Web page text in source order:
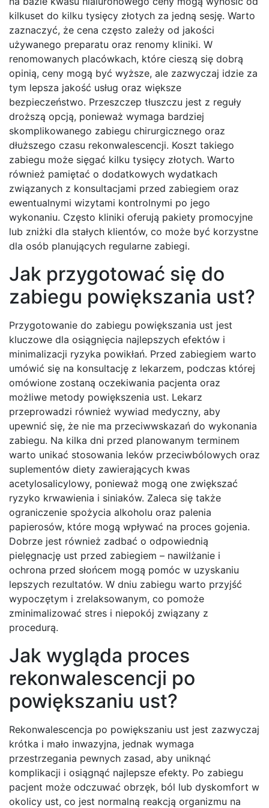
kilkuset do kilku tysięcy złotych za jedną sesję. Warto
zaznaczyć, że cena często zależy od jakości
używanego preparatu oraz renomy kliniki. W
renomowanych placówkach, które cieszą się dobrą
opinią, ceny mogą być wyższe, ale zazwyczaj idzie za
tym lepsza jakość usług oraz większe
bezpieczeństwo. Przeszczep tłuszczu jest z reguły
droższą opcją, ponieważ wymaga bardziej
skomplikowanego zabiegu chirurgicznego oraz
dłuższego czasu rekonwalescencji. Koszt takiego
zabiegu może sięgać kilku tysięcy złotych. Warto
również pamiętać o dodatkowych wydatkach
związanych z konsultacjami przed zabiegiem oraz
ewentualnymi wizytami kontrolnymi po jego
wykonaniu. Często kliniki oferują pakiety promocyjne
lub zniżki dla stałych klientów, co może być korzystne
dla osób planujących regularne zabiegi.
Jak przygotować się do
zabiegu powiększania ust?
Przygotowanie do zabiegu powiększania ust jest
kluczowe dla osiągnięcia najlepszych efektów i
minimalizacji ryzyka powikłań. Przed zabiegiem warto
umówić się na konsultację z lekarzem, podczas której
omówione zostaną oczekiwania pacjenta oraz
możliwe metody powiększenia ust. Lekarz
przeprowadzi również wywiad medyczny, aby
upewnić się, że nie ma przeciwwskazań do wykonania
zabiegu. Na kilka dni przed planowanym terminem
warto unikać stosowania leków przeciwbólowych oraz
suplementów diety zawierających kwas
acetylosalicylowy, ponieważ mogą one zwiększać
ryzyko krwawienia i siniaków. Zaleca się także
ograniczenie spożycia alkoholu oraz palenia
papierosów, które mogą wpływać na proces gojenia.
Dobrze jest również zadbać o odpowiednią
pielęgnację ust przed zabiegiem – nawilżanie i
ochrona przed słońcem mogą pomóc w uzyskaniu
lepszych rezultatów. W dniu zabiegu warto przyjść
wypoczętym i zrelaksowanym, co pomoże
zminimalizować stres i niepokój związany z
procedurą.
Jak wygląda proces
rekonwalescencji po
powiększaniu ust?
Rekonwalescencja po powiększaniu ust jest zazwyczaj
krótka i mało inwazyjna, jednak wymaga
przestrzegania pewnych zasad, aby uniknąć
komplikacji i osiągnąć najlepsze efekty. Po zabiegu
pacjent może odczuwać obrzęk, ból lub dyskomfort w
okolicy ust, co jest normalną reakcją organizmu na